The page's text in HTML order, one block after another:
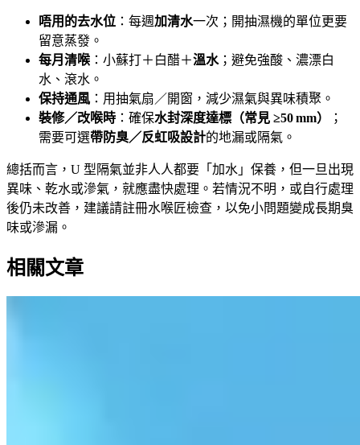
唔用的去水位 ：每週加清水一次；開抽濕機的單位更要
留意蒸發。
每月清喉 ：小蘇打＋白醋＋溫水；避免強酸、濃漂白
水、滾水。
保持通風 ：用抽氣扇／開窗，減少濕氣與異味積聚。
裝修／改喉時 ：確保水封深度達標（常見 ≥50 mm）
；
需要可選帶防臭／反虹吸設計的地漏或隔氣。
總括而言，U 型隔氣並非人人都要「加水」保養，但一旦出現
異味、乾水或滲氣，就應盡快處理。若情況不明，或自行處理
後仍未改善，建議請註冊水喉匠檢查，以免小問題變成長期臭
味或滲漏。
相關文章